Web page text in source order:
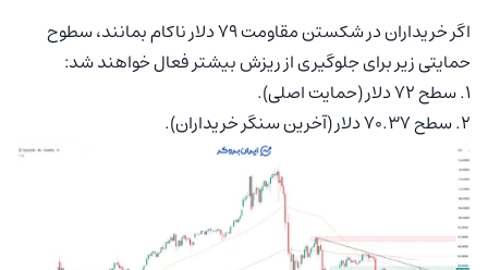
اگر خریداران در شکستن مقاومت ۷۹ دلار ناکام بمانند، سطوح
حمایتی زیر برای جلوگیری از ریزش بیشتر فعال خواهند شد:
۱. سطح ۷۲ دلار (حمایت اصلی).
۲. سطح ۷۰.۳۷ دلار (آخرین سنگر خریداران).